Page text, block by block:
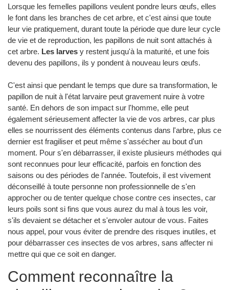
Lorsque les femelles papillons veulent pondre leurs œufs, elles
le font dans les branches de cet arbre, et c'est ainsi que toute
leur vie pratiquement, durant toute la période que dure leur cycle
de vie et de reproduction, les papillons de nuit sont attachés à
cet arbre. Les larves y restent jusqu'à la maturité, et une fois
devenu des papillons, ils y pondent à nouveau leurs œufs.
C'est ainsi que pendant le temps que dure sa transformation, le
papillon de nuit à l'état larvaire peut gravement nuire à votre
santé. En dehors de son impact sur l'homme, elle peut
également sérieusement affecter la vie de vos arbres, car plus
elles se nourrissent des éléments contenus dans l'arbre, plus ce
dernier est fragiliser et peut même s'assécher au bout d'un
moment. Pour s'en débarrasser, il existe plusieurs méthodes qui
sont reconnues pour leur efficacité, parfois en fonction des
saisons ou des périodes de l'année. Toutefois, il est vivement
déconseillé à toute personne non professionnelle de s'en
approcher ou de tenter quelque chose contre ces insectes, car
leurs poils sont si fins que vous aurez du mal à tous les voir,
s'ils devaient se détacher et s'envoler autour de vous. Faites
nous appel, pour vous éviter de prendre des risques inutiles, et
pour débarrasser ces insectes de vos arbres, sans affecter ni
mettre qui que ce soit en danger.
Comment reconnaître la